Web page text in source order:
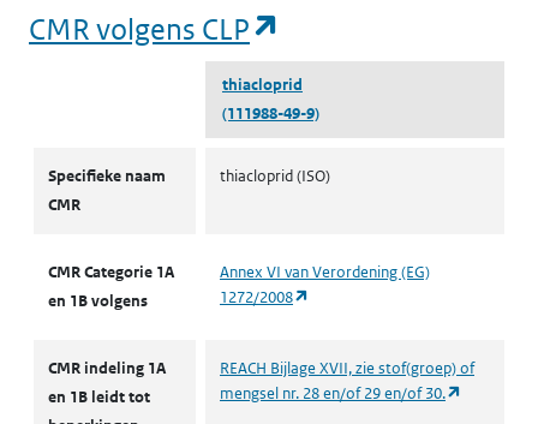
CMR volgens CLP
thiacloprid
(111988-49-9)
Specifieke naam
CMR
thiacloprid (ISO)
CMR Categorie 1A
en 1B volgens
Annex VI van Verordening (EG)
1272/2008
CMR indeling 1A
en 1B leidt tot
REACH Bijlage XVII, zie stof(groep) of
mengsel nr. 28 en/of 29 en/of 30.